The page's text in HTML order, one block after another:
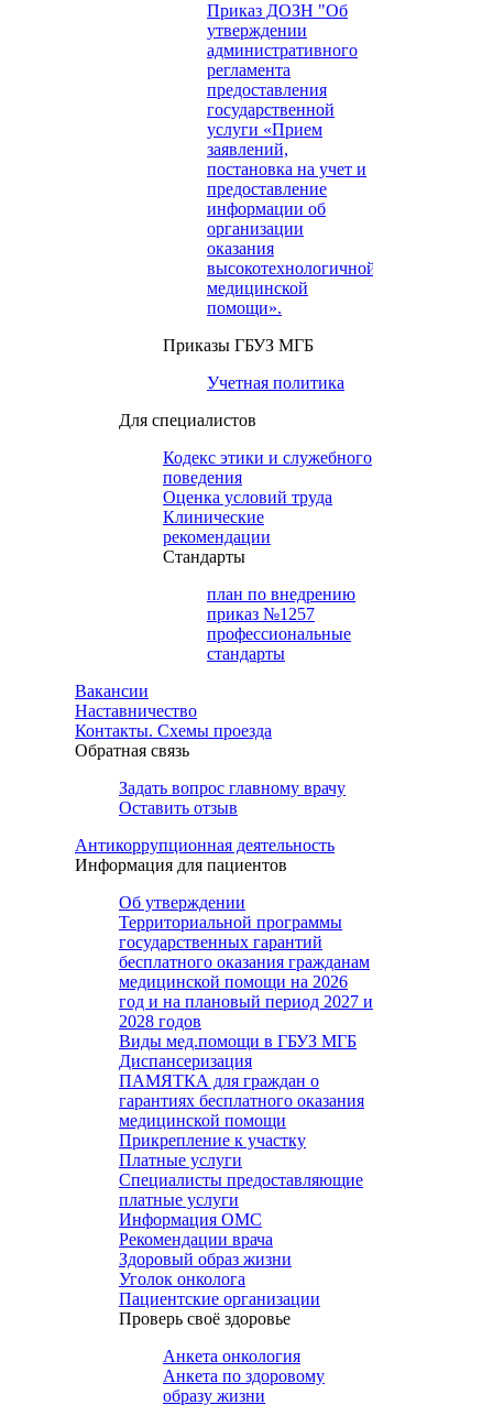
Приказ ДОЗН "Об
утверждении
административного
регламента
предоставления
государственной
услуги «Прием
заявлений,
постановка на учет и
предоставление
информации об
организации
оказания
высокотехнологичной
медицинской
помощи».
Приказы ГБУЗ МГБ
Учетная политика
Для специалистов
Кодекс этики и служебного
поведения
Оценка условий труда
Клинические
рекомендации
Cтандарты
план по внедрению
приказ №1257
профессиональные
стандарты
Вакансии
Наставничество
Контакты. Схемы проезда
Обратная связь
Задать вопрос главному врачу
Оставить отзыв
Антикоррупционная деятельность
Информация для пациентов
Об утверждении
Территориальной программы
государственных гарантий
бесплатного оказания гражданам
медицинской помощи на 2026
год и на плановый период 2027 и
2028 годов
Виды мед.помощи в ГБУЗ МГБ
Диспансеризация
ПАМЯТКА для граждан о
гарантиях бесплатного оказания
медицинской помощи
Прикрепление к участку
Платные услуги
Специалисты предоставляющие
платные услуги
Информация ОМС
Рекомендации врача
Здоровый образ жизни
Уголок онколога
Пациентские организации
Проверь своё здоровье
Анкета онкология
Анкета по здоровому
образу жизни